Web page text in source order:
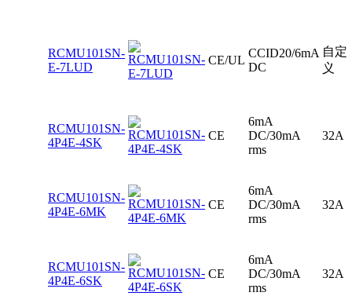
RCMU101SN-
E-7LUD
CE/UL
CCID20/6mA
DC
自定
义
RCMU101SN-
4P4E-4SK
CE
6mA
DC/30mA
rms
32A
RCMU101SN-
4P4E-6MK
CE
6mA
DC/30mA
rms
32A
RCMU101SN-
4P4E-6SK
CE
6mA
DC/30mA
rms
32A